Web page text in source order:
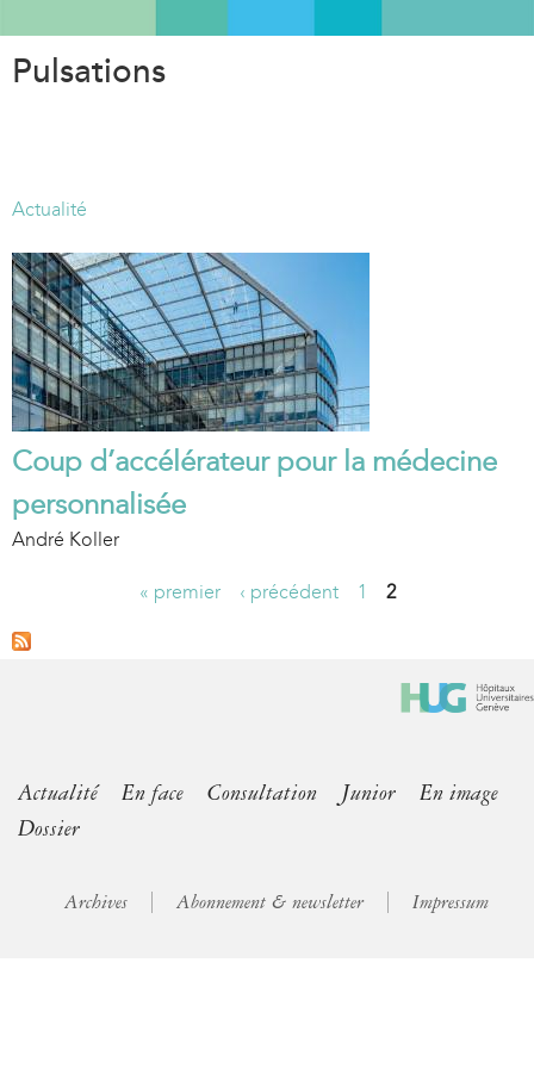
Pulsations
Actualité
Coup d’accélérateur pour la médecine
personnalisée
André Koller
P
s
« premier ‹ précédent 1 2
Actualité En face Consultation Junior
En image
Dossier
Archives Abonnement & newsletter Impressum